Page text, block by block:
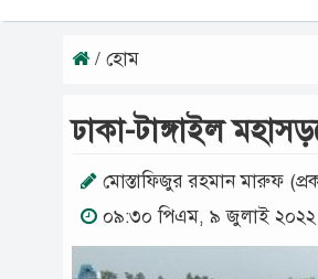
/ হোম
ঢাকা-টাঙ্গাইল
মোস্তাফিজুর রহমান মারুফ
০৯:৩০ পিএম, ৯ জুলাই ২০২২